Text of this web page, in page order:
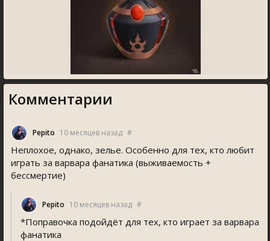
Комментарии
Pepito 10 месяцев назад #
Неплохое, однако, зелье. Особенно для тех, кто любит
играть за варвара фанатика (выживаемость +
бессмертие)
Pepito 10 месяцев назад #
*Поправочка подойдёт для тех, кто играет за варвара
фанатика